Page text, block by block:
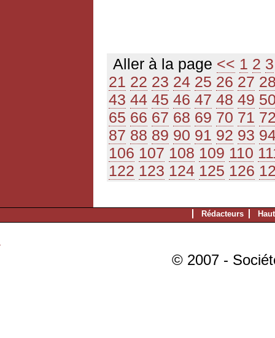
Aller à la page << 1 2 3
21 22 23 24 25 26 27
43 44 45 46 47 48 49
65 66 67 68 69 70 71
87 88 89 90 91 92 93
106 107 108 109 110
122 123 124 125 126
Rédacteurs
© 2007 -